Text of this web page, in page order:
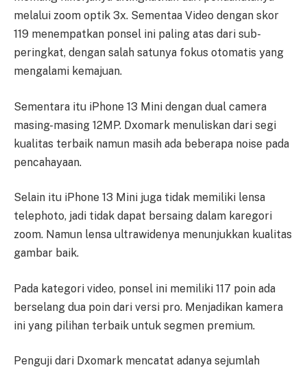
melalui zoom optik 3x. Sementaa Video dengan skor
119 menempatkan ponsel ini paling atas dari sub-
peringkat, dengan salah satunya fokus otomatis yang
mengalami kemajuan.
Sementara itu iPhone 13 Mini dengan dual camera
masing-masing 12MP. Dxomark menuliskan dari segi
kualitas terbaik namun masih ada beberapa noise pada
pencahayaan.
Selain itu iPhone 13 Mini juga tidak memiliki lensa
telephoto, jadi tidak dapat bersaing dalam karegori
zoom. Namun lensa ultrawidenya menunjukkan kualitas
gambar baik.
Pada kategori video, ponsel ini memiliki 117 poin ada
berselang dua poin dari versi pro. Menjadikan kamera
ini yang pilihan terbaik untuk segmen premium.
Penguji dari Dxomark mencatat adanya sejumlah